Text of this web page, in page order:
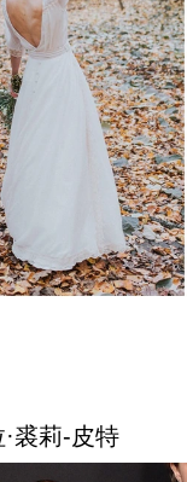
裘莉-皮特